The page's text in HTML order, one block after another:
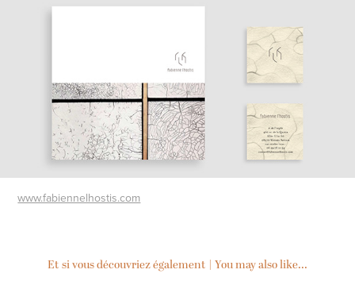
www.fabiennelhostis.com
Et si vous découvriez également | You may also like...